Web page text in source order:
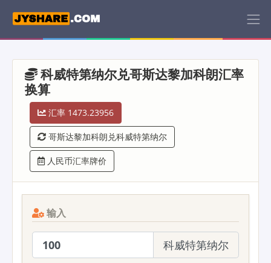
科威特第纳尔兑哥斯达黎加科朗汇率
换算
汇率 1473.23956
哥斯达黎加科朗兑科威特第纳尔
人民币汇率牌价
输入
科威特第纳尔